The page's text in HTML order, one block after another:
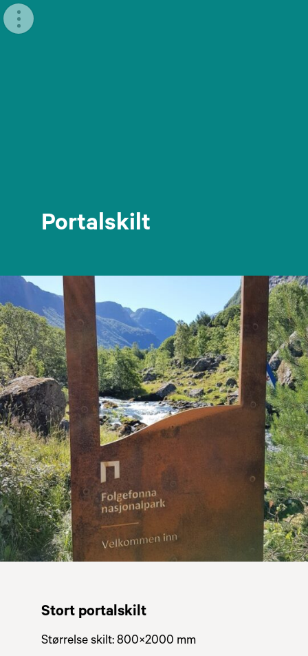
Meny
Portalskilt
Stort portalskilt
Størrelse skilt: 800×2000 mm